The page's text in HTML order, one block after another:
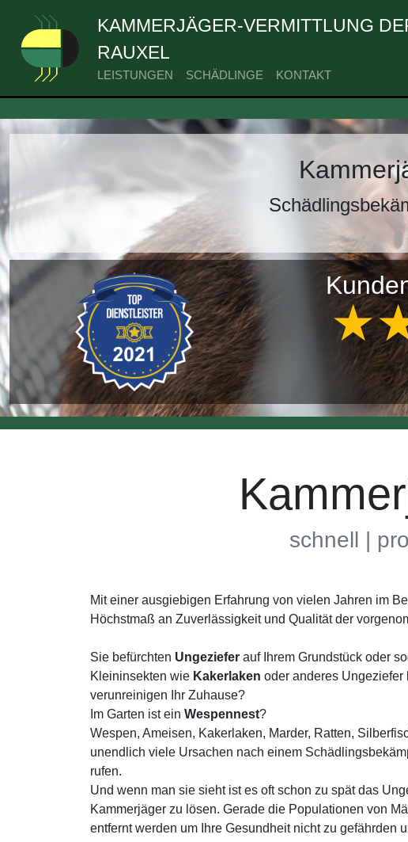
KAMMERJÄGER-VERMITTLUNG
RAUXEL
LEISTUNGEN SCHÄDLINGE KONTAKT
schnell |
Mit einer ausgiebigen Erfahrung von vielen Jahren im
Höchstmaß an Zuverlässigkeit und Qualität der
Sie befürchten Ungeziefer auf Ihrem Grundstück oder
Kleininsekten wie Kakerlaken oder anderes Ungeziefer
verunreinigen Ihr Zuhause?
Im Garten ist ein Wespennest?
Wespen, Ameisen, Kakerlaken, Marder, Ratten,
unendlich viele Ursachen nach einem
rufen.
Und wenn man sie sieht ist es oft schon zu spät das
Kammerjäger zu lösen. Gerade die Populationen von
entfernt werden um Ihre Gesundheit nicht zu gefährden